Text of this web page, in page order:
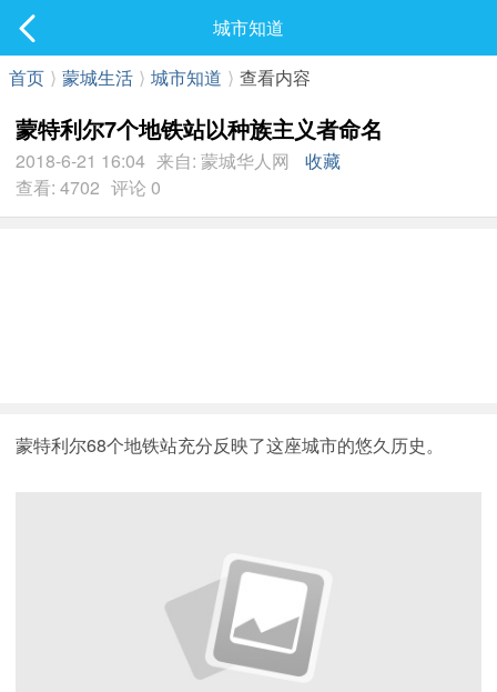
最新发表
城市知道
首页 ⟩ 蒙城生活 ⟩ 城市知道 ⟩ 查看内容
蒙特利尔7个地铁站以种族主义者命名
2018-6-21 16:04 来自: 蒙城华人网
收藏
查看: 4702 评论 0
蒙特利尔68个地铁站充分反映了这座城市的悠久历史。